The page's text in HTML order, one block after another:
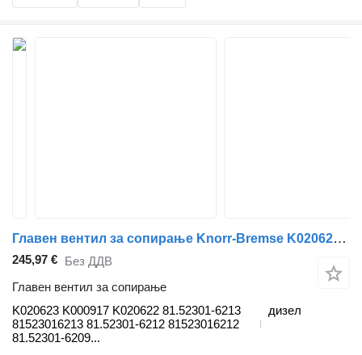
Главен вентил за сопирање Knorr-Bremse K020623 за камион влекач MAN TGL, TGM, TGS, TGX (2005-2021)
245,97 € Без ДДВ
Главен вентил за сопирање
K020623 K000917 K020622 81.52301-6213
81523016213 81.52301-6212 81523016212
81.52301-6209...
дизел